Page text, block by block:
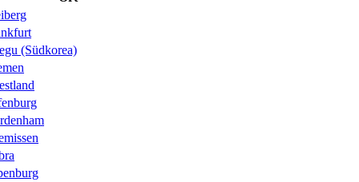
(Südkorea)